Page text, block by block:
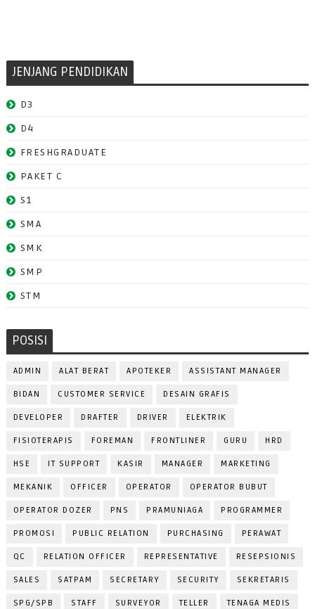
JENJANG PENDIDIKAN
D3
D4
FRESHGRADUATE
PAKET C
S1
SMA
SMK
SMP
STM
POSISI
ADMIN ALAT BERAT APOTEKER ASSISTANT MANAGER
BIDAN CUSTOMER SERVICE DESAIN GRAFIS
DEVELOPER DRAFTER DRIVER ELEKTRIK
FISIOTERAPIS FOREMAN FRONTLINER GURU HRD
HSE IT SUPPORT KASIR MANAGER MARKETING
MEKANIK OFFICER OPERATOR OPERATOR BUBUT
OPERATOR DOZER PNS PRAMUNIAGA PROGRAMMER
PROMOSI PUBLIC RELATION PURCHASING PERAWAT
QC RELATION OFFICER REPRESENTATIVE RESEPSIONIS
SALES SATPAM SECRETARY SECURITY SEKRETARIS
SPG/SPB STAFF SURVEYOR TELLER TENAGA MEDIS